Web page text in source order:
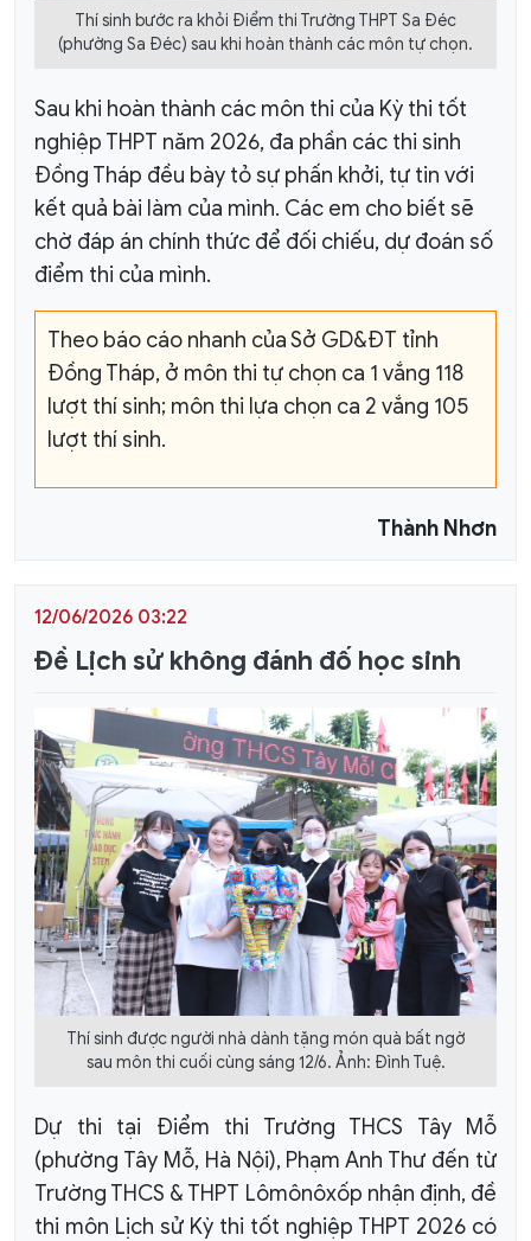
Thí sinh bước ra khỏi Điểm thi Trường THPT Sa Đéc
(phường Sa Đéc) sau khi hoàn thành các môn tự chọn.
Sau khi hoàn thành các môn thi của Kỳ thi tốt
nghiệp THPT năm 2026, đa phần các thi sinh
Đồng Tháp đều bày tỏ sự phấn khởi, tự tin với
kết quả bài làm của mình. Các em cho biết sẽ
chờ đáp án chính thức để đối chiếu, dự đoán số
điểm thi của mình.
Theo báo cáo nhanh của Sở GD&ĐT tỉnh
Đồng Tháp, ở môn thi tự chọn ca 1 vắng 118
lượt thí sinh; môn thi lựa chọn ca 2 vắng 105
lượt thí sinh.
Thành Nhơn
12/06/2026 03:22
Đề Lịch sử không đánh đố học sinh
Thí sinh được người nhà dành tặng món quà bất ngờ
sau môn thi cuối cùng sáng 12/6. Ảnh: Đình Tuệ.
Dự thi tại Điểm thi Trường THCS Tây Mỗ
(phường Tây Mỗ, Hà Nội), Phạm Anh Thư đến từ
Trường THCS & THPT Lômônôxốp nhận định, đề
thi môn Lịch sử Kỳ thi tốt nghiệp THPT 2026 có